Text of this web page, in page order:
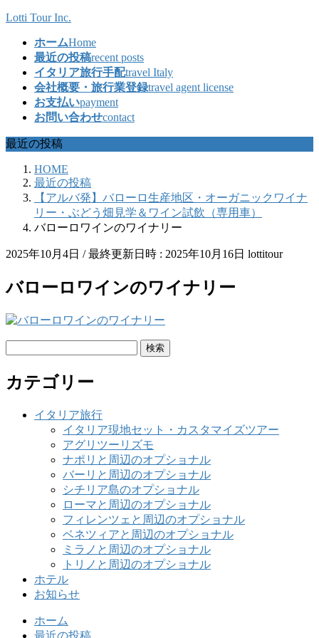
コ
ッ
プ
ナ
移
動
Lotti Tour Inc.
ホームHome
最近の投稿recent posts
イタリア旅行手配travel Italy
会社概要・旅行業登録travel agent license
お支払いpayment
お問い合わせcontact
最近の投稿
HOME
最近の投稿
【アルバ発】バローロ生産地区・オーガニックワイナ
リー・ぶどう畑見学＆ワイン試飲（専用車）
バローロワインのワイナリー
2025年10月4日 / 最終更新日時 : 2025年10月16日 lottitour
バローロワインのワイナリー
カテゴリー
イタリア旅行
イタリア現地セット・カスタマイズツアー
アグリツーリズモ
ナポリと周辺のオプショナル
バーリと周辺のオプショナル
シチリア島のオプショナル
ローマと周辺のオプショナル
フィレンツェと周辺のオプショナル
ベネツィアと周辺のオプショナル
ミラノと周辺のオプショナル
トリノと周辺のオプショナル
ホテル
お知らせ
ホーム
最近の投稿